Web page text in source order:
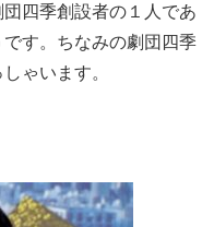
四季創設者の１人であ
す。ちなみの劇団四季
ゃいます。